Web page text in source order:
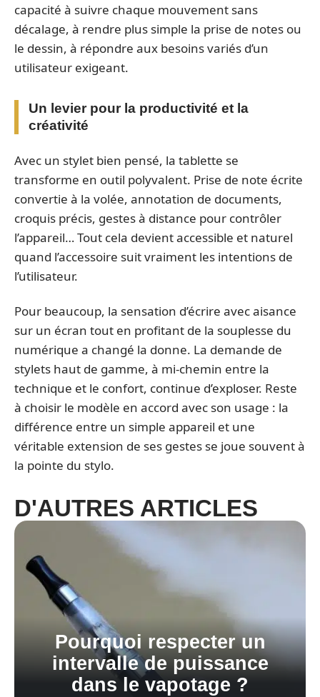
capacité à suivre chaque mouvement sans
décalage, à rendre plus simple la prise de notes ou
le dessin, à répondre aux besoins variés d’un
utilisateur exigeant.
Un levier pour la productivité et la
créativité
Avec un stylet bien pensé, la tablette se
transforme en outil polyvalent. Prise de note écrite
convertie à la volée, annotation de documents,
croquis précis, gestes à distance pour contrôler
l’appareil… Tout cela devient accessible et naturel
quand l’accessoire suit vraiment les intentions de
l’utilisateur.
Pour beaucoup, la sensation d’écrire avec aisance
sur un écran tout en profitant de la souplesse du
numérique a changé la donne. La demande de
stylets haut de gamme, à mi-chemin entre la
technique et le confort, continue d’exploser. Reste
à choisir le modèle en accord avec son usage : la
différence entre un simple appareil et une
véritable extension de ses gestes se joue souvent à
la pointe du stylo.
D'AUTRES ARTICLES
Pourquoi respecter un
intervalle de puissance
dans le vapotage ?